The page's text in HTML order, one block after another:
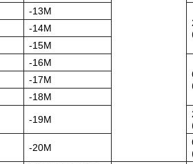
-13М
-14М
-15М
-16М
-17М
-18М
-19М
-20М